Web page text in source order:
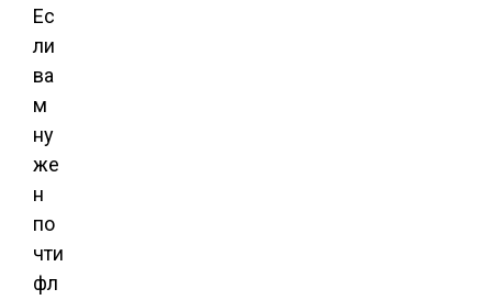
Ес
ли
ва
м
ну
же
н
по
чти
фл